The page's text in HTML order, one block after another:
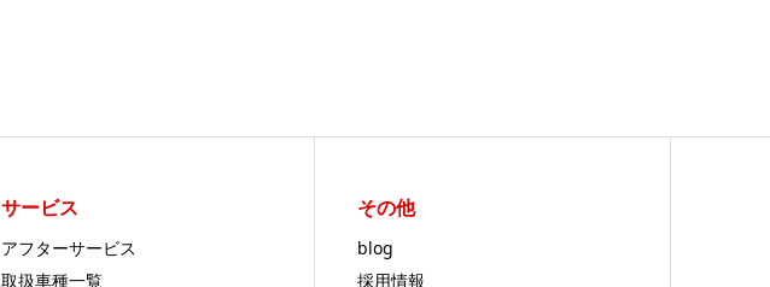
サービス
アフターサービス
取扱車種一覧
その他
blog
採用情報